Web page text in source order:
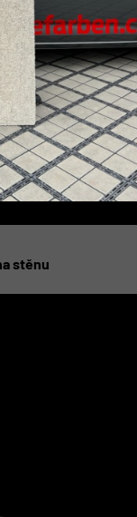
stěnu